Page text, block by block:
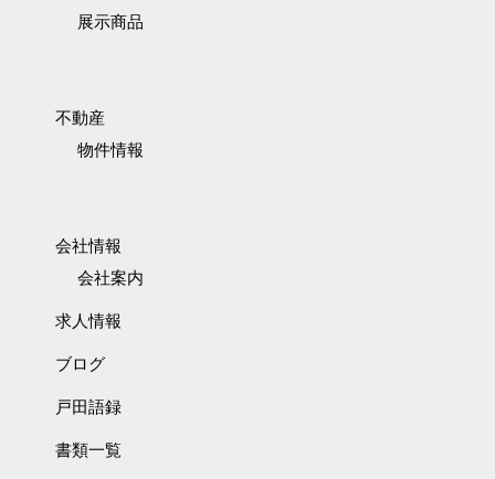
展示商品
不動産
物件情報
会社情報
会社案内
求人情報
ブログ
戸田語録
書類一覧